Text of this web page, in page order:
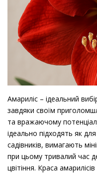
Амариліс – ідеальний
завдяки своїм
та вражаючому
ідеально підходять як
садівників, вимагають
при цьому тривалий час
цвітіння. Краса